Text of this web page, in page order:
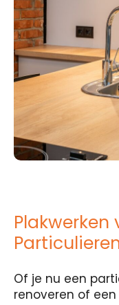
Plakwerken
Of je nu een
renoveren of